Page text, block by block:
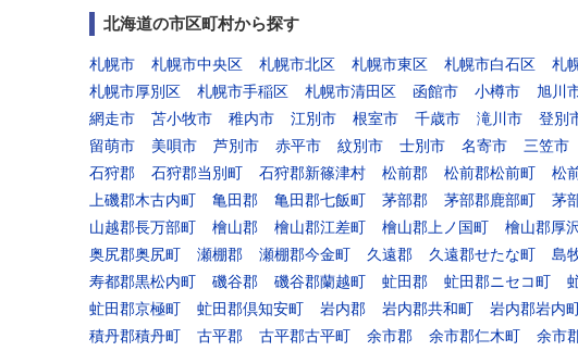
北海道の市区町村から探す
札幌市 札幌市中央区 札幌市北区 札幌市東区 札幌市白石区 札
札幌市厚別区
札幌市手稲区 札幌市清田区 函館市 小樽市 旭川
網走市
苫小牧市 稚内市 江別市 根室市 千歳市 滝川市 登別
留萌市
美唄市 芦別市 赤平市 紋別市 士別市 名寄市 三笠市
石狩郡
石狩郡当別町 石狩郡新篠津村 松前郡 松前郡松前町 松
上磯郡木古内町
亀田郡 亀田郡七飯町 茅部郡 茅部郡鹿部町 茅
山越郡長万部町
檜山郡 檜山郡江差町 檜山郡上ノ国町 檜山郡厚
奥尻郡奥尻町
瀬棚郡 瀬棚郡今金町 久遠郡 久遠郡せたな町 島
寿都郡黒松内町
磯谷郡 磯谷郡蘭越町 虻田郡 虻田郡ニセコ町
虻田郡京極町
虻田郡倶知安町 岩内郡 岩内郡共和町 岩内郡岩内
積丹郡積丹町
古平郡 古平郡古平町 余市郡 余市郡仁木町 余市